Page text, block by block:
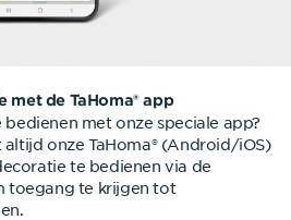
met de TaHoma® app
met onze speciale app?
onze TaHoma® (Android/iOS)
te bedienen via de
toegang te krijgen tot